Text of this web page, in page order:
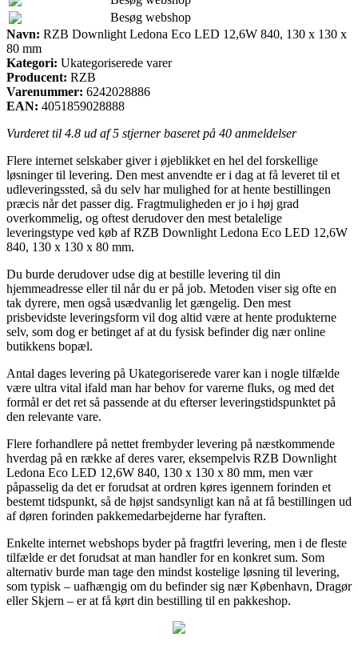
Besøg webshop
Navn: RZB Downlight Ledona Eco LED 12,6W 840, 130 x 130 x
80 mm
Kategori: Ukategoriserede varer
Producent: RZB
Varenummer: 6242028886
EAN: 4051859028888
Vurderet til 4.8 ud af 5 stjerner baseret på 40 anmeldelser
Flere internet selskaber giver i øjeblikket en hel del forskellige
løsninger til levering. Den mest anvendte er i dag at få leveret til et
udleveringssted, så du selv har mulighed for at hente bestillingen
præcis når det passer dig. Fragtmuligheden er jo i høj grad
overkommelig, og oftest derudover den mest betalelige
leveringstype ved køb af RZB Downlight Ledona Eco LED 12,6W
840, 130 x 130 x 80 mm.
Du burde derudover udse dig at bestille levering til din
hjemmeadresse eller til når du er på job. Metoden viser sig ofte en
tak dyrere, men også usædvanlig let gængelig. Den mest
prisbevidste leveringsform vil dog altid være at hente produkterne
selv, som dog er betinget af at du fysisk befinder dig nær online
butikkens bopæl.
Antal dages levering på Ukategoriserede varer kan i nogle tilfælde
være ultra vital ifald man har behov for varerne fluks, og med det
formål er det ret så passende at du efterser leveringstidspunktet på
den relevante vare.
Flere forhandlere på nettet frembyder levering på næstkommende
hverdag på en række af deres varer, eksempelvis RZB Downlight
Ledona Eco LED 12,6W 840, 130 x 130 x 80 mm, men vær
påpasselig da det er forudsat at ordren køres igennem forinden et
bestemt tidspunkt, så de højst sandsynligt kan nå at få bestillingen ud
af døren forinden pakkemedarbejderne har fyraften.
Enkelte internet webshops byder på fragtfri levering, men i de fleste
tilfælde er det forudsat at man handler for en konkret sum. Som
alternativ burde man tage den mindst kostelige løsning til levering,
som typisk – uafhængig om du befinder sig nær København, Dragør
eller Skjern – er at få kørt din bestilling til en pakkeshop.